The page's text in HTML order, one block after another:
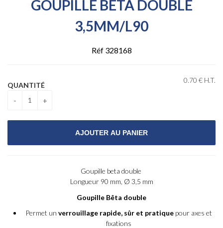
GOUPILLE BETA DOUBLE
3,5MM/L90
Réf 328168
0.70 € H.T.
QUANTITÉ
Goupille beta double
Longueur 90 mm, Ø 3,5 mm
Goupille Bêta double
Permet un verrouillage rapide, sûr et pratiquepour axes et
fixations